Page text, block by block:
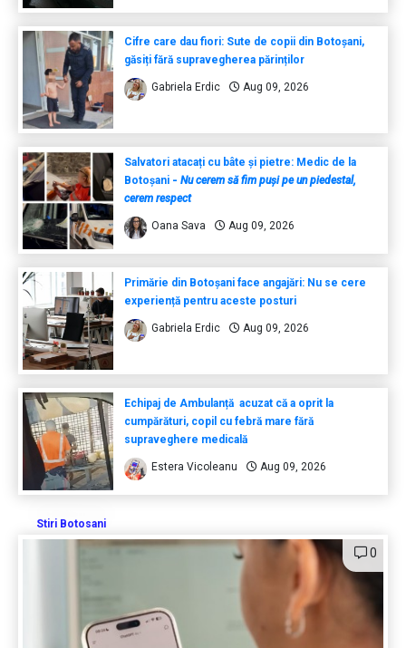
Cifre care dau fiori: Sute de copii din Botoșani,
găsiți fără supravegherea părinților
Gabriela Erdic Aug 09, 2026
Salvatori atacați cu bâte și pietre: Medic de la
Botoșani - Nu cerem să fim puși pe un piedestal,
cerem respect
Oana Sava Aug 09, 2026
Primărie din Botoșani face angajări: Nu se cere
experiență pentru aceste posturi
Gabriela Erdic Aug 09, 2026
Echipaj de Ambulanță acuzat că a oprit la
cumpărături, copil cu febră mare fără
supraveghere medicală
Estera Vicoleanu Aug 09, 2026
Stiri Botosani
0